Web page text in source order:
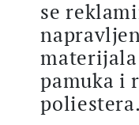
se
pamuka i
poliestera.